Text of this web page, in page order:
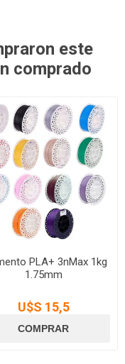
este
comprado
PLA+ 3nMax 1kg
1.75mm
U$S 15,5